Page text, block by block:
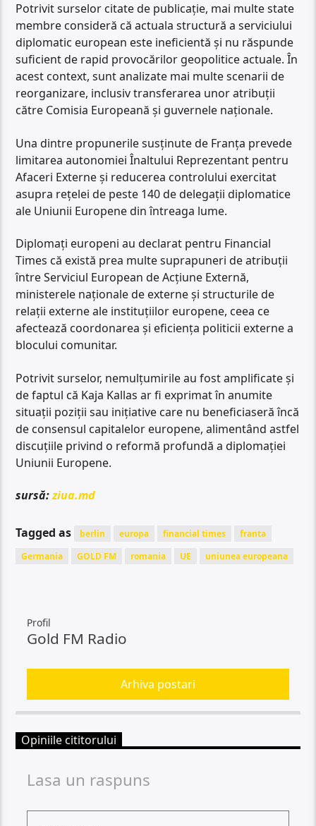
Potrivit surselor citate de publicație, mai multe state
membre consideră că actuala structură a serviciului
diplomatic european este ineficientă și nu răspunde
suficient de rapid provocărilor geopolitice actuale. În
acest context, sunt analizate mai multe scenarii de
reorganizare, inclusiv transferarea unor atribuții
către Comisia Europeană și guvernele naționale.
Una dintre propunerile susținute de Franța prevede
limitarea autonomiei Înaltului Reprezentant pentru
Afaceri Externe și reducerea controlului exercitat
asupra rețelei de peste 140 de delegații diplomatice
ale Uniunii Europene din întreaga lume.
Diplomați europeni au declarat pentru Financial
Times că există prea multe suprapuneri de atribuții
între Serviciul European de Acțiune Externă,
ministerele naționale de externe și structurile de
relații externe ale instituțiilor europene, ceea ce
afectează coordonarea și eficiența politicii externe a
blocului comunitar.
Potrivit surselor, nemulțumirile au fost amplificate și
de faptul că Kaja Kallas ar fi exprimat în anumite
situații poziții sau inițiative care nu beneficiaseră încă
de consensul capitalelor europene, alimentând astfel
discuțiile privind o reformă profundă a diplomației
Uniunii Europene.
sursă:ziua.md
Tagged as berlin europa financial times
franta
Germania
GOLD FM romania UE uniunea europeana
Profil
Gold FM Radio
Arhiva postari
Opiniile cititorului
Lasa un raspuns